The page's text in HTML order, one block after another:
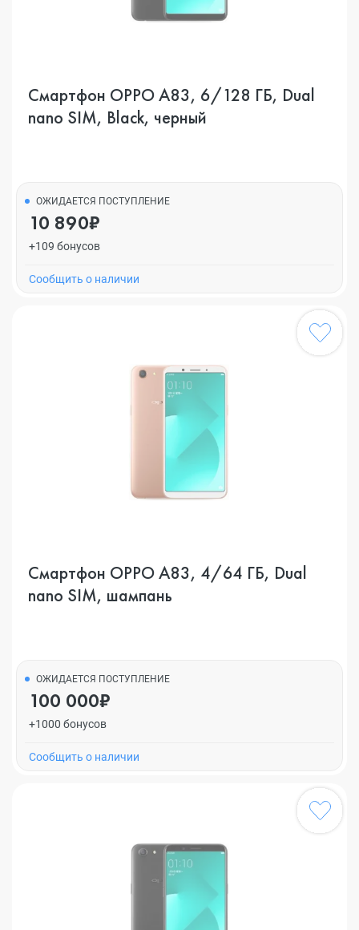
Смартфон OPPO A83, 6/128 ГБ, Dual
nano SIM, Black, черный
ОЖИДАЕТСЯ ПОСТУПЛЕНИЕ
10 890₽
+109 бонусов
Cообщить о наличии
Смартфон OPPO A83, 4/64 ГБ, Dual
nano SIM, шампань
ОЖИДАЕТСЯ ПОСТУПЛЕНИЕ
100 000₽
+1000 бонусов
Cообщить о наличии